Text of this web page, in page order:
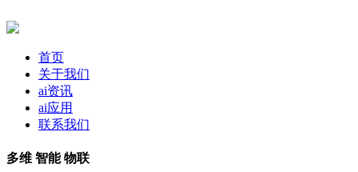
首页
关于我们
ai资讯
ai应用
联系我们
多维 智能 物联